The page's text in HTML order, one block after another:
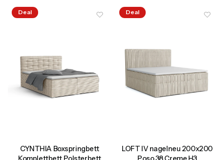
Deal
CYNTHIA Boxspringbett
Deal
LOFT IV nagelneu 200x200